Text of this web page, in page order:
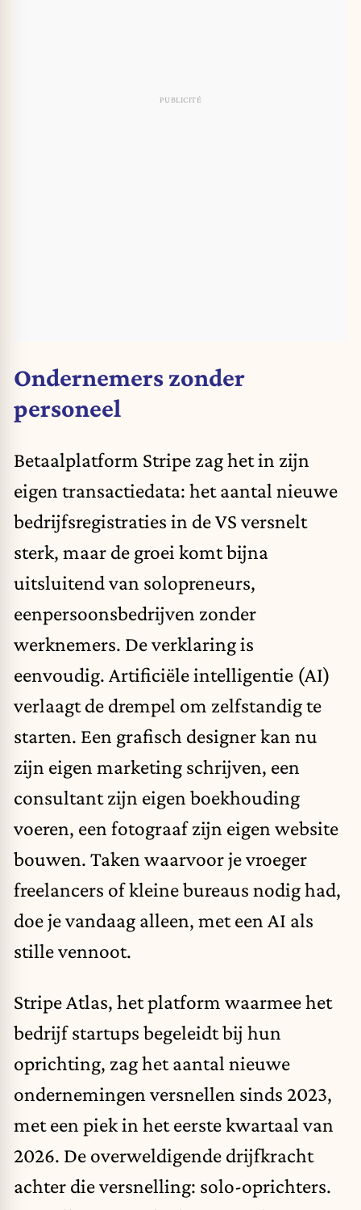
Ondernemers zonder
personeel
Betaalplatform Stripe zag het in zijn
eigen transactiedata: het aantal nieuwe
bedrijfsregistraties in de VS versnelt
sterk, maar de groei komt bijna
uitsluitend van solopreneurs,
eenpersoonsbedrijven zonder
werknemers. De verklaring is
eenvoudig. Artificiële intelligentie (AI)
verlaagt de drempel om zelfstandig te
starten. Een grafisch designer kan nu
zijn eigen marketing schrijven, een
consultant zijn eigen boekhouding
voeren, een fotograaf zijn eigen website
bouwen. Taken waarvoor je vroeger
freelancers of kleine bureaus nodig had,
doe je vandaag alleen, met een AI als
stille vennoot.
Stripe Atlas, het platform waarmee het
bedrijf startups begeleidt bij hun
oprichting, zag het aantal nieuwe
ondernemingen versnellen sinds 2023,
met een piek in het eerste kwartaal van
2026. De overweldigende drijfkracht
achter die versnelling: solo-oprichters.